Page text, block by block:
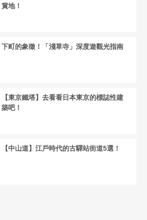
賞地！
下町的象徵！「淺草寺」深度遊觀光指南
【東京鐵塔】去看看日本東京的標誌性建
築吧！
【中山道】江戶時代的古驛站街道5選！